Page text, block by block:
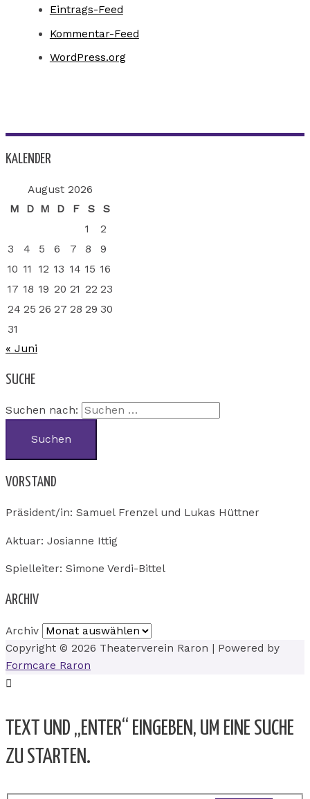
Eintrags-Feed
Kommentar-Feed
WordPress.org
KALENDER
August 2026
M
D M D F S
S
1
2
3
4 5 6 7 8
9
10 11 12 13 14 15 16
17 18 19 20 21 22 23
24 25 26 27 28 29 30
31
« Juni
SUCHE
Suchen nach:
VORSTAND
Präsident/in: Samuel Frenzel und Lukas Hüttner
Aktuar: Josianne Ittig
Spielleiter: Simone Verdi-Bittel
ARCHIV
Archiv
Copyright © 2026 Theaterverein Raron | Powered by
Formcare Raron
TEXT UND „ENTER“ EINGEBEN, UM EINE SUCHE
ZU STARTEN.